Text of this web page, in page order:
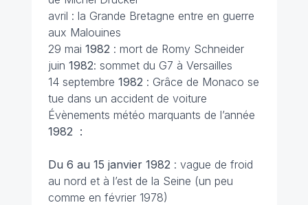
avril : la Grande Bretagne entre en guerre
aux Malouines
29 mai 1982 : mort de Romy Schneider
juin 1982: sommet du G7 à Versailles
14 septembre 1982 : Grâce de Monaco se
tue dans un accident de voiture
Évènements météo marquants de l’année
1982 :
Du 6 au 15 janvier 1982 : vague de froid
au nord et à l’est de la Seine (un peu
comme en février 1978)